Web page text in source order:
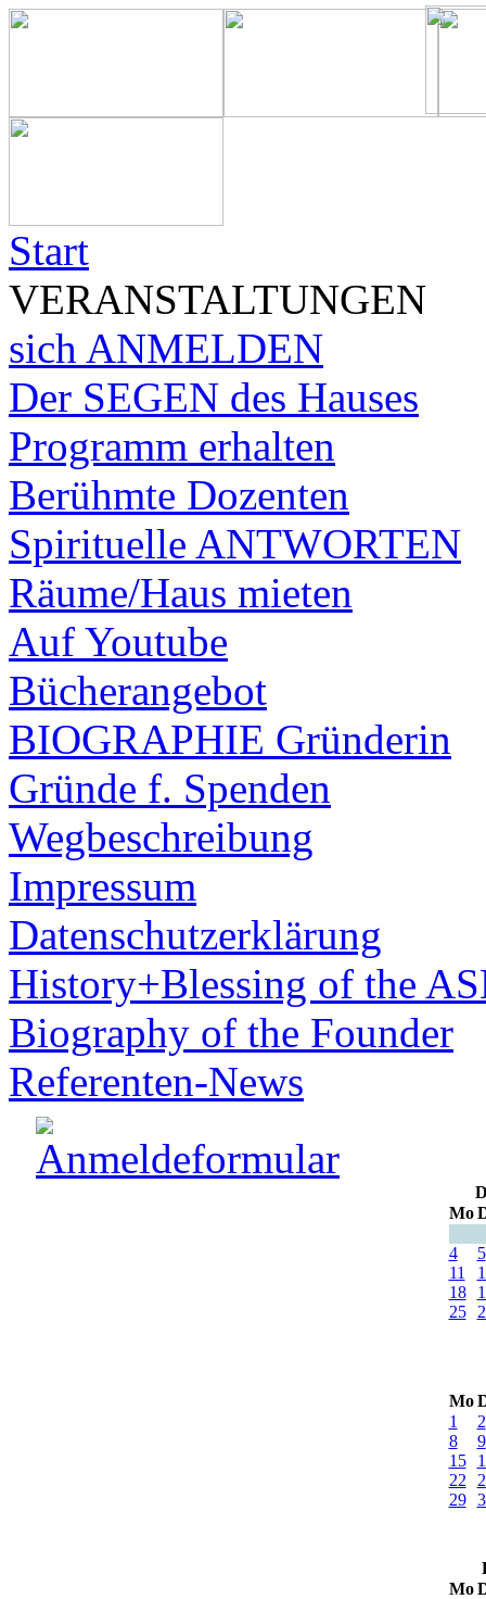
Start
VERANSTALTUNGEN
sich ANMELDEN
Der SEGEN des Hauses
Programm erhalten
Berühmte Dozenten
Spirituelle ANTWORTEN
Räume/Haus mieten
Auf Youtube
Bücherangebot
BIOGRAPHIE Gründerin
Gründe f. Spenden
Wegbeschreibung
Impressum
Datenschutzerklärung
History+Blessing of the
Biography of the Founder
Referenten-News
Mo
4
5
11
18
25
Mo
1
2
8
9
15
22
29
Mo